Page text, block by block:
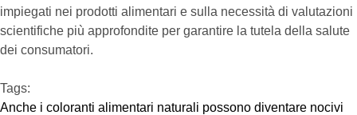
impiegati nei prodotti alimentari e sulla necessità di valutazioni
scientifiche più approfondite per garantire la tutela della salute
dei consumatori.
Tags:
Anche i coloranti alimentari naturali possono diventare nocivi